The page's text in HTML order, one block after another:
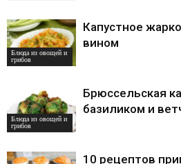
Блюда из овощей и
грибов
Капустное
вином
Блюда из овощей и
грибов
Брюссельская
базиликом и
10 рецептов